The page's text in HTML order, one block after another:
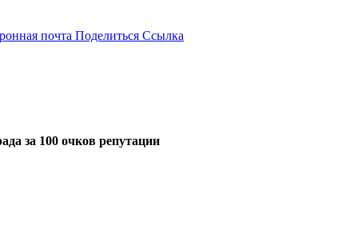
почта Поделиться Ссылка
за 100 очков репутации